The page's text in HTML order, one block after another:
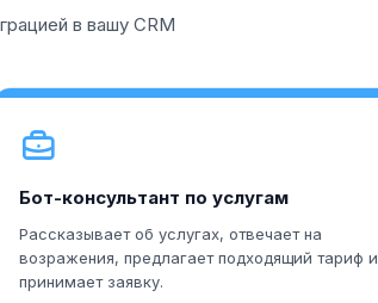
в вашу CRM
Бот-консультант по услугам
Рассказывает об услугах, отвечает на
возражения, предлагает подходящий тариф и
принимает заявку.